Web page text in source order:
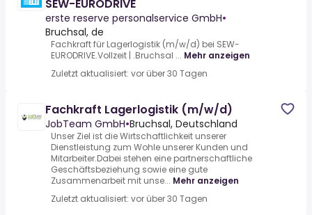
SEW-EURODRIVE
erste reserve personalservice GmbH•
Bruchsal, de
Fachkraft für Lagerlogistik (m/w/d) bei SEW-
EURODRIVE.Vollzeit | .Bruchsal ... Mehr anzeigen
Zuletzt aktualisiert: vor über 30 Tagen
Fachkraft Lagerlogistik (m/w/d)
JobTeam GmbH•Bruchsal, Deutschland
Unser Ziel ist die Wirtschaftlichkeit unserer
Dienstleistung zum Wohle unserer Kunden und
Mitarbeiter.Dabei stehen eine partnerschaftliche
Geschäftsbeziehung sowie eine gute
Zusammenarbeit mit unse... Mehr anzeigen
Zuletzt aktualisiert: vor über 30 Tagen